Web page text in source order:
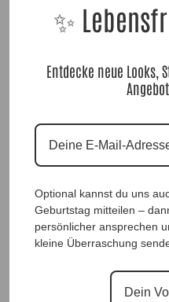
Passform. Insgesamt
AA=64 cm bei Größe
✨
Entdecke neue Looks,
Optional kannst du uns
Geburtstag mitteilen –
persönlicher ansprechen
kleine Überraschung